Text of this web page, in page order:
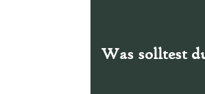
Was solltest